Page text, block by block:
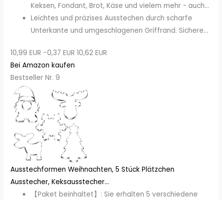
Keksen, Fondant, Brot, Käse und vielem mehr - auch...
Leichtes und präzises Ausstechen durch scharfe
Unterkante und umgeschlagenen Griffrand. Sichere...
10,99 EUR −0,37 EUR 10,62 EUR
Bei Amazon kaufen
Bestseller Nr. 9
Ausstechformen Weihnachten, 5 Stück Plätzchen
Ausstecher, Keksausstecher...
【Paket beinhaltet】: Sie erhalten 5 verschiedene